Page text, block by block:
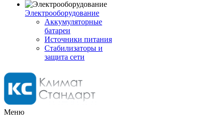
Электрооборудование
Аккумуляторные
батареи
Источники питания
Стабилизаторы и
защита сети
Меню